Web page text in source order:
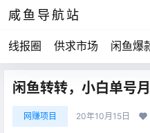
咸鱼导航站
线报圈 供求市场 闲鱼爆
闲鱼转转，小白单号
网赚项目 20年10月15日